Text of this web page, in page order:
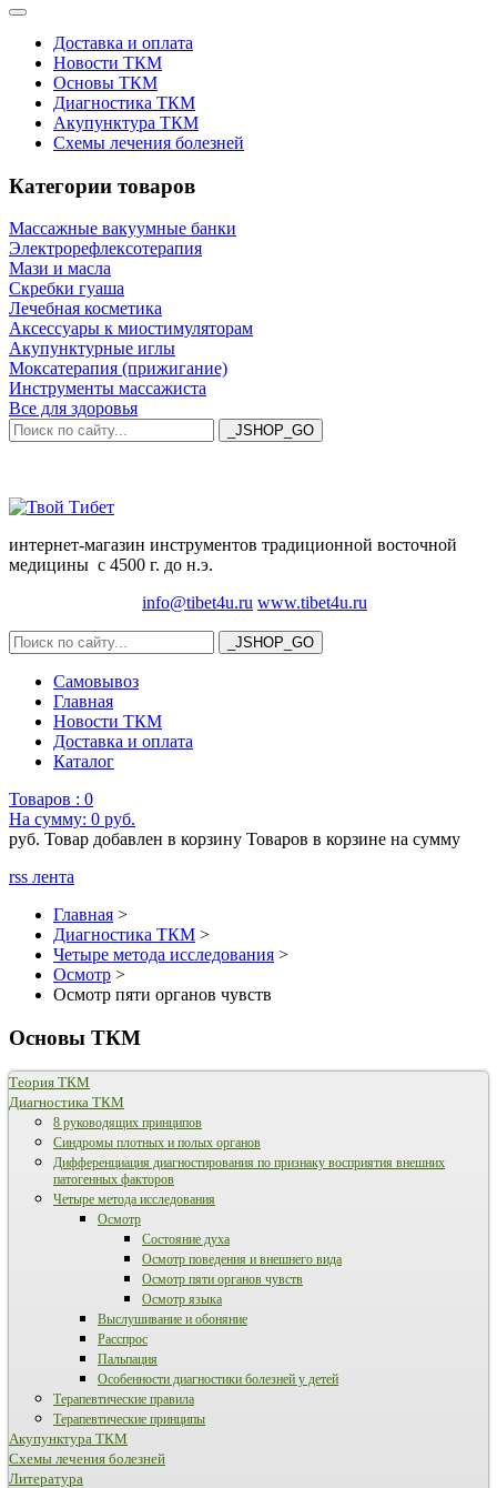
Доставка и оплата
Новости ТКМ
Основы ТКМ
Диагностика ТКМ
Акупунктура ТКМ
Схемы лечения болезней
Категории товаров
Массажные вакуумные банки
Электрорефлексотерапия
Мази и масла
Скребки гуаша
Лечебная косметика
Аксессуары к миостимуляторам
Акупунктурные иглы
Моксатерапия (прижигание)
Инструменты массажиста
Все для здоровья
интернет-магазин инструментов традиционной восточной
медицины с 4500 г. до н.э.
info@tibet4u.ru www.tibet4u.ru
Самовывоз
Главная
Новости ТКМ
Доставка и оплата
Каталог
Товаров : 0
На сумму: 0 руб.
руб. Товар добавлен в корзину Товаров в корзине на сумму
rss лента
Главная >
Диагностика ТКМ >
Четыре метода исследования >
Осмотр >
Осмотр пяти органов чувств
Основы ТКМ
Теория ТКМ
Диагностика ТКМ
8 руководящих принципов
Синдромы плотных и полых органов
Дифференциация диагностирования по признаку восприятия внешних
патогенных факторов
Четыре метода исследования
Осмотр
Состояние духа
Осмотр поведения и внешнего вида
Осмотр пяти органов чувств
Осмотр языка
Выслушивание и обоняние
Расспрос
Пальпация
Особенности диагностики болезней у детей
Терапевтические правила
Терапевтические принципы
Акупунктура ТКМ
Схемы лечения болезней
Литература